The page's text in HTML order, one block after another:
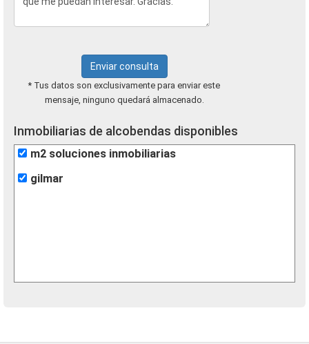
Enviar consulta
* Tus datos son exclusivamente para enviar este
mensaje, ninguno quedará almacenado.
Inmobiliarias de alcobendas disponibles
m2 soluciones inmobiliarias
gilmar